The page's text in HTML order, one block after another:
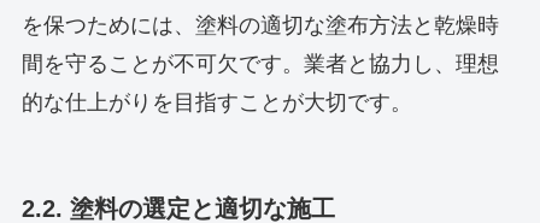
を保つためには、塗料の適切な塗布方法と乾燥時
間を守ることが不可欠です。業者と協力し、理想
的な仕上がりを目指すことが大切です。
2.2. 塗料の選定と適切な施工